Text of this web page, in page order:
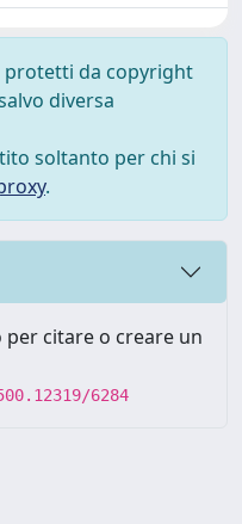
protetti da copyright
diversa
soltanto per chi si
.
citare o creare un
6284